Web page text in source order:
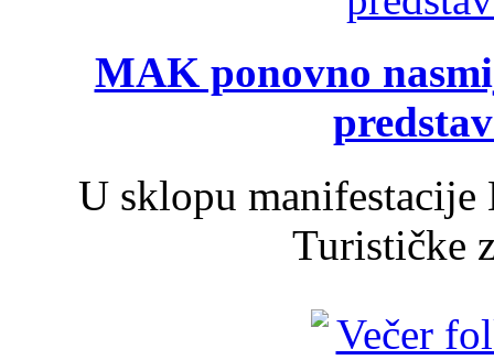
MAK ponovno
U sklopu
Turističke